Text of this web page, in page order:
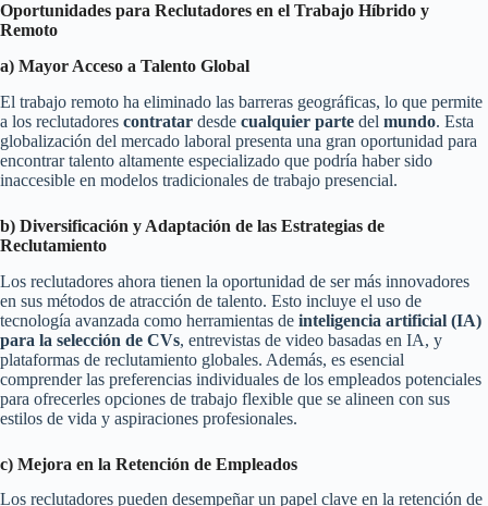
Oportunidades para Reclutadores en el Trabajo Híbrido y
Remoto
a) Mayor Acceso a Talento Global
El trabajo remoto ha eliminado las barreras geográficas, lo que permite
a los reclutadores contratar desde cualquier parte del mundo. Esta
globalización del mercado laboral presenta una gran oportunidad para
encontrar talento altamente especializado que podría haber sido
inaccesible en modelos tradicionales de trabajo presencial.
b) Diversificación y Adaptación de las Estrategias de
Reclutamiento
Los reclutadores ahora tienen la oportunidad de ser más innovadores
en sus métodos de atracción de talento. Esto incluye el uso de
tecnología avanzada como herramientas de inteligencia artificial (IA)
para la selección de CVs, entrevistas de video basadas en IA, y
plataformas de reclutamiento globales. Además, es esencial
comprender las preferencias individuales de los empleados potenciales
para ofrecerles opciones de trabajo flexible que se alineen con sus
estilos de vida y aspiraciones profesionales.
c) Mejora en la Retención de Empleados
Los reclutadores pueden desempeñar un papel clave en la retención de